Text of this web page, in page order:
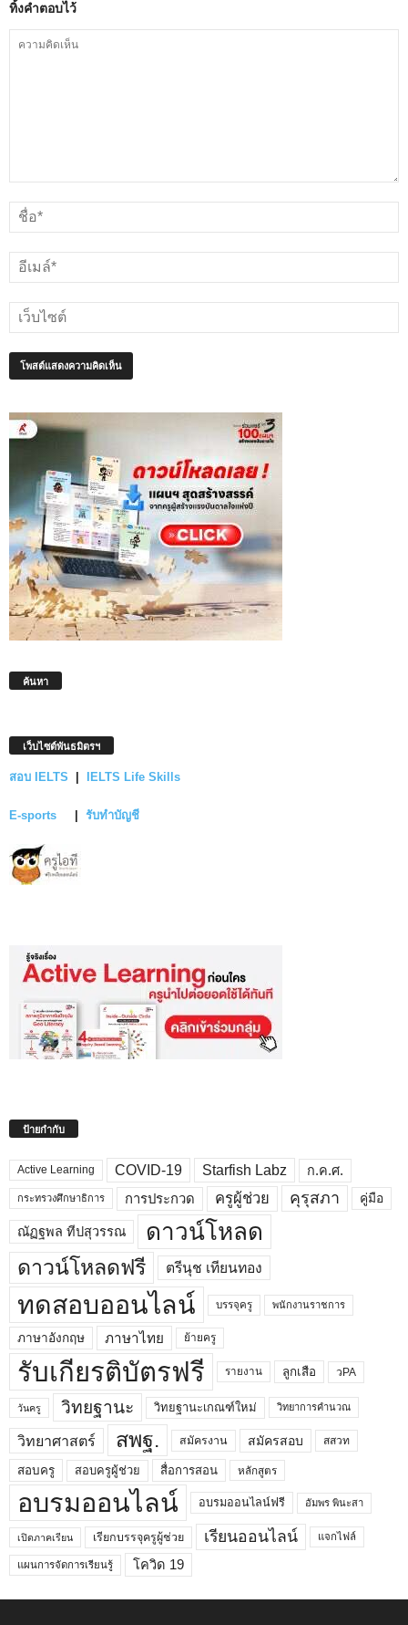
ทิ้งคำตอบไว้
ค้นหา
เว็บไซต์พันธมิตรฯ
สอบ IELTS IELTS Life Skills
E-sports รับทำบัญชี
ป้ายกำกับ
Active Learning COVID-19 Starfish Labz ก.ค.ศ.
กระทรวงศึกษาธิการ การประกวด ครูผู้ช่วย คุรุสภา คู่มือ
ณัฏฐพล ทีปสุวรรณ ดาวน์โหลด
ดาวน์โหลดฟรี ตรีนุช เทียนทอง
ทดสอบออนไลน์ บรรจุครู พนักงานราชการ
ภาษาอังกฤษ ภาษาไทย ย้ายครู
รับเกียรติบัตรฟรี รายงาน ลูกเสือ วPA
วันครู วิทยฐานะ วิทยฐานะเกณฑ์ใหม่ วิทยาการคำนวณ
วิทยาศาสตร์ สพฐ. สมัครงาน สมัครสอบ สสวท
สอบครู สอบครูผู้ช่วย สื่อการสอน หลักสูตร
อบรมออนไลน์ อบรมออนไลน์ฟรี อัมพร พินะสา
เปิดภาคเรียน เรียกบรรจุครูผู้ช่วย เรียนออนไลน์ แจกไฟล์
แผนการจัดการเรียนรู้ โควิด 19